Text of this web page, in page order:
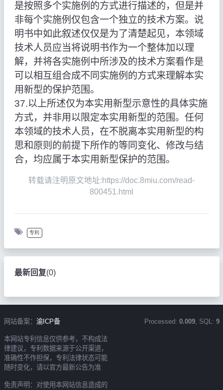
是按照多个实施例的方式进行描述的，但是并
非每个实施例仅包含一个独立的技术方案。说
明书中如此叙述仅仅是为了清楚起见，本领域
技术人员应当将说明书作为一个整体加以理
解，并将各实施例中所涉及的技术方案看作是
可以相互组合成不同实施例的方式来理解本实
用新型的保护范围。
37.以上所述仅为本实用新型示意性的具体实施
方式，并非用以限定本实用新型的范围。任何
本领域的技术人员，在不脱离本实用新型的构
思和原则的前提下所作的等同变化、修改与结
合，均应属于本实用新型保护的范围。
转载请注明原文地址:https://doc.8miu.com/read-
800451.html
专利
最新回复(0)
网站备案： 渝ICP备
本网站专利信息仅供参考，不构成法
律建议，专利数据来源于公开渠道，
准确性不作担保，专利法律状态可能
随时变化，请以官方最新公告为准
免责声明：对使用本网站信息造成的
Processed: 0.009, SQL: 9